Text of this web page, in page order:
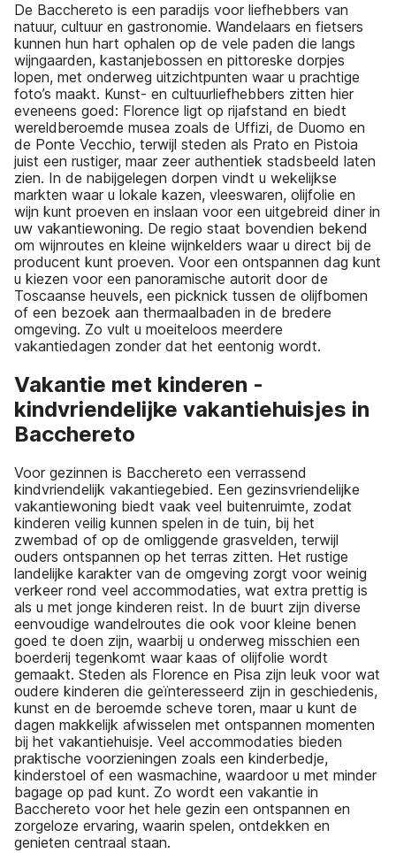
De Bacchereto is een paradijs voor liefhebbers van
natuur, cultuur en gastronomie. Wandelaars en fietsers
kunnen hun hart ophalen op de vele paden die langs
wijngaarden, kastanjebossen en pittoreske dorpjes
lopen, met onderweg uitzichtpunten waar u prachtige
foto’s maakt. Kunst- en cultuurliefhebbers zitten hier
eveneens goed: Florence ligt op rijafstand en biedt
wereldberoemde musea zoals de Uffizi, de Duomo en
de Ponte Vecchio, terwijl steden als Prato en Pistoia
juist een rustiger, maar zeer authentiek stadsbeeld laten
zien. In de nabijgelegen dorpen vindt u wekelijkse
markten waar u lokale kazen, vleeswaren, olijfolie en
wijn kunt proeven en inslaan voor een uitgebreid diner in
uw vakantiewoning. De regio staat bovendien bekend
om wijnroutes en kleine wijnkelders waar u direct bij de
producent kunt proeven. Voor een ontspannen dag kunt
u kiezen voor een panoramische autorit door de
Toscaanse heuvels, een picknick tussen de olijfbomen
of een bezoek aan thermaalbaden in de bredere
omgeving. Zo vult u moeiteloos meerdere
vakantiedagen zonder dat het eentonig wordt.
Vakantie met kinderen -
kindvriendelijke vakantiehuisjes in
Bacchereto
Voor gezinnen is Bacchereto een verrassend
kindvriendelijk vakantiegebied. Een gezinsvriendelijke
vakantiewoning biedt vaak veel buitenruimte, zodat
kinderen veilig kunnen spelen in de tuin, bij het
zwembad of op de omliggende grasvelden, terwijl
ouders ontspannen op het terras zitten. Het rustige
landelijke karakter van de omgeving zorgt voor weinig
verkeer rond veel accommodaties, wat extra prettig is
als u met jonge kinderen reist. In de buurt zijn diverse
eenvoudige wandelroutes die ook voor kleine benen
goed te doen zijn, waarbij u onderweg misschien een
boerderij tegenkomt waar kaas of olijfolie wordt
gemaakt. Steden als Florence en Pisa zijn leuk voor wat
oudere kinderen die geïnteresseerd zijn in geschiedenis,
kunst en de beroemde scheve toren, maar u kunt de
dagen makkelijk afwisselen met ontspannen momenten
bij het vakantiehuisje. Veel accommodaties bieden
praktische voorzieningen zoals een kinderbedje,
kinderstoel of een wasmachine, waardoor u met minder
bagage op pad kunt. Zo wordt een vakantie in
Bacchereto voor het hele gezin een ontspannen en
zorgeloze ervaring, waarin spelen, ontdekken en
genieten centraal staan.